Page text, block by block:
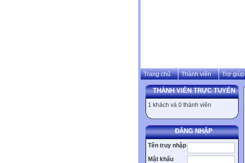
Trang chủ Thành viên Trợ giúp
THÀNH VIÊN TRỰC TUYẾN
1 khách và 0 thành viên
ĐĂNG NHẬP
Tên truy nhập
Mật khẩu